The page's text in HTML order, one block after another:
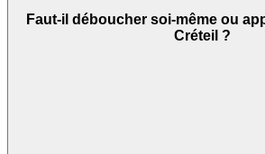
Faut-il déboucher soi-même ou
Créteil ?